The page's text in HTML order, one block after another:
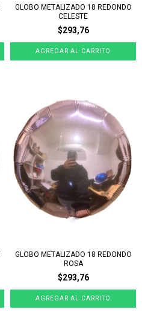
GLOBO METALIZADO 18 REDONDO
CELESTE
$293,76
GLOBO METALIZADO 18 REDONDO
ROSA
$293,76